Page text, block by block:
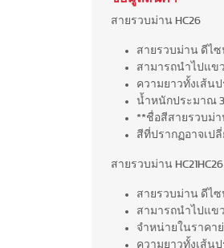
สายรวบม่าน HC26
สายรวบม่าน ดีไซ
สามารถนำไปแข
ความยาวทั้งเส้น
น้ำหนักประมาณ
**ชื่อสีสายรวบม่
สีที่ปรากฏอาจเป
สายรวบม่าน HC21HC26
สายรวบม่าน ดีไซ
สามารถนำไปแข
จำหน่ายในราคาย่
ความยาวทั้งเส้น